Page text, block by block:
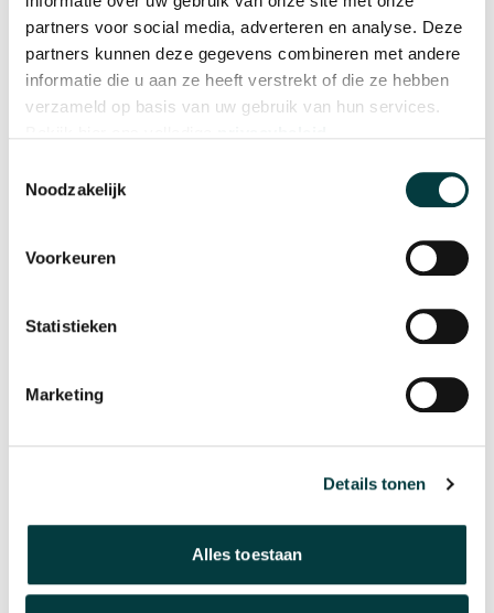
partners voor social media, adverteren en analyse. Deze
partners kunnen deze gegevens combineren met andere
informatie die u aan ze heeft verstrekt of die ze hebben
verzameld op basis van uw gebruik van hun services.
Noodzakelijk
Voorkeuren
Statistieken
Marketing
Details tonen
Alles toestaan